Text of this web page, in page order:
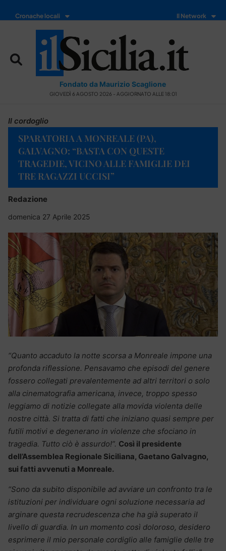
Cronache locali Il Network
Fondato da Maurizio Scaglione
GIOVEDÌ 6 AGOSTO 2026 - AGGIORNATO ALLE 18:01
Il cordoglio
SPARATORIA A MONREALE (PA),
GALVAGNO: “BASTA CON QUESTE
TRAGEDIE, VICINO ALLE FAMIGLIE DEI
TRE RAGAZZI UCCISI”
Redazione
domenica 27 Aprile 2025
“Quanto accaduto la notte scorsa a Monreale impone una
profonda riflessione. Pensavamo che episodi del genere
fossero collegati prevalentemente ad altri territori o solo
alla cinematografia americana, invece, troppo spesso
leggiamo di notizie collegate alla movida violenta delle
nostre città. Si tratta di fatti che iniziano quasi sempre per
futili motivi e degenerano in violenze che sfociano in
tragedia. Tutto ciò è assurdo!”. Così il presidente
dell’Assemblea Regionale Siciliana, Gaetano Galvagno,
sui fatti avvenuti a Monreale.
“Sono da subito disponibile ad avviare un confronto tra le
istituzioni per individuare ogni soluzione necessaria ad
arginare questa recrudescenza che ha già superato il
livello di guardia. In un momento così doloroso, desidero
esprimere il mio personale cordiglio alle famiglie delle tre